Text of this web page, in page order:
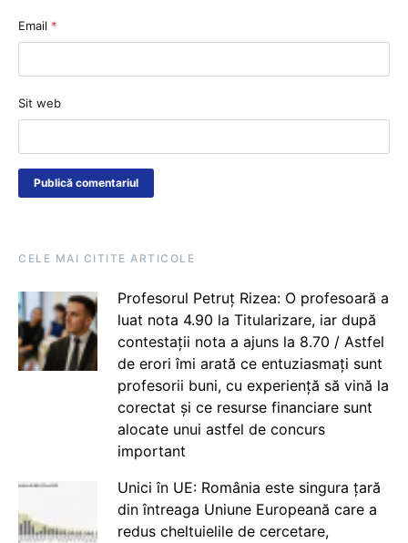
Email *
Sit web
CELE MAI CITITE ARTICOLE
Profesorul Petruț Rizea: O profesoară a
luat nota 4.90 la Titularizare, iar după
contestații nota a ajuns la 8.70 / Astfel
de erori îmi arată ce entuziasmați sunt
profesorii buni, cu experiență să vină la
corectat și ce resurse financiare sunt
alocate unui astfel de concurs
important
Unici în UE: România este singura țară
din întreaga Uniune Europeană care a
redus cheltuielile de cercetare,